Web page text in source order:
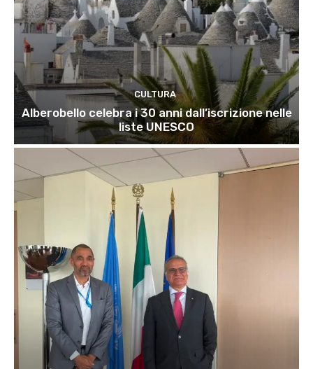
CULTURA
Alberobello celebra i 30 anni dall’iscrizione nelle
liste UNESCO